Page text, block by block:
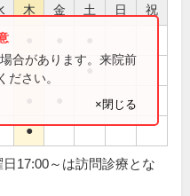
木 金 土 日 祝
●
●
合があります。来院前
ださい。
×閉じる
17:00～は訪問診療とな